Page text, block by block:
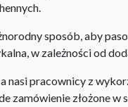
sposób, aby
w zależności od
pracownicy z
zamówienie złożone